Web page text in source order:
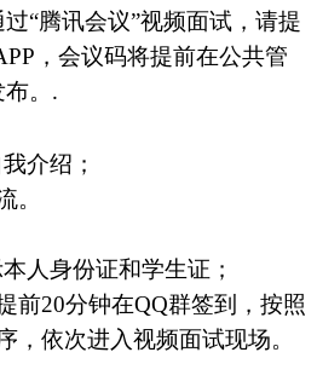
过“腾讯会议”视频面试，请提
，会议码将提前在公共管
。 .
介绍；
。
人身份证和学生证；
前20分钟在QQ群签到，按照
，依次进入视频面试现场。